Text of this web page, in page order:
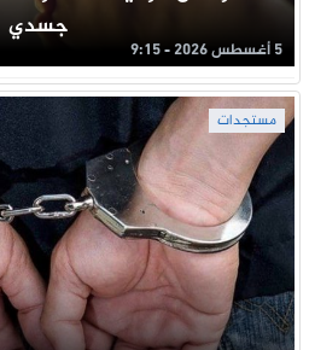
جسدي
5 أغسطس 2026 - 9:15
مستجدات